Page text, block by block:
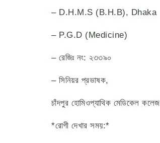
– D.H.M.S (B.H.B), Dhaka
– P.G.D (Medicine)
– রেজিঃ নং: ২৩৩৯০
– সিনিয়র প্রভাষক,
চাঁদপুর হোমিওপ্যাথিক মেডিকেল কলেজ
*রোগী দেখার সময়:*